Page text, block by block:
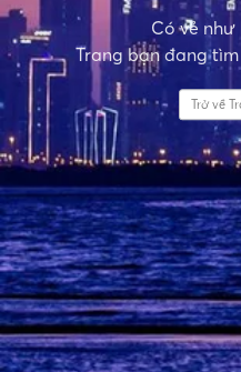
Có vẻ
Trang bạn đang
Trở về